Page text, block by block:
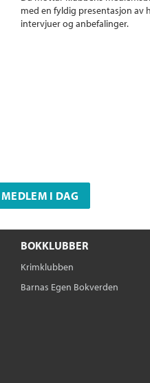
med en fyldig presentasjon av
intervjuer og anbefalinger.
I DAG
BOKKLUBBER
Krimklubben
Barnas Egen Bokverden